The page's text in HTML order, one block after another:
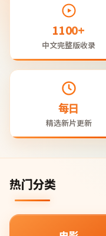
1100+
中文完整版收录
每日
精选新片更新
热门分类